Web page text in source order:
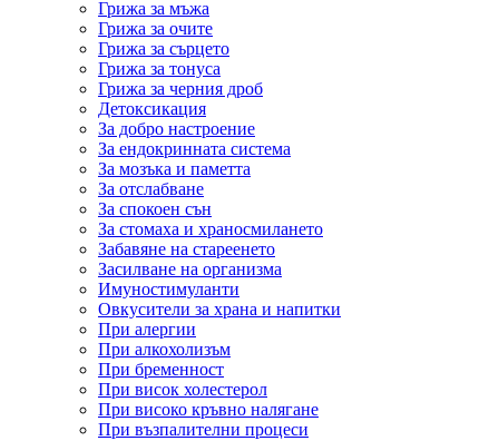
Грижа за мъжа
Грижа за очите
Грижа за сърцето
Грижа за тонуса
Грижа за черния дроб
Детоксикация
За добро настроение
За ендокринната система
За мозъка и паметта
За отслабване
За спокоен сън
За стомаха и храносмилането
Забавяне на стареенето
Засилване на организма
Имуностимуланти
Овкусители за храна и напитки
При алергии
При алкохолизъм
При бременност
При висок холестерол
При високо кръвно налягане
При възпалителни процеси